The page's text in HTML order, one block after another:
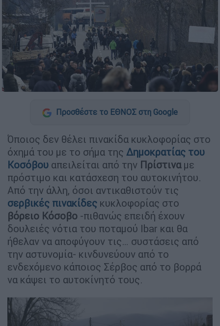
Προσθέστε το ΕΘΝΟΣ στη Google
Όποιος δεν θέλει πινακίδα κυκλοφορίας στο
όχημά του με το σήμα της Δημοκρατίας του
Κοσόβου απειλείται από την Πρίστιναμε
πρόστιμο και κατάσχεση του αυτοκινήτου.
Από την άλλη, όσοι αντικαθιστούν τις
σερβικές πινακίδες κυκλοφορίας στο
βόρειο Κόσοβο -πιθανώς επειδή έχουν
δουλειές νότια του ποταμού Ibar και θα
ήθελαν να αποφύγουν τις… συστάσεις από
την αστυνομία- κινδυνεύουν από το
ενδεχόμενο κάποιος Σέρβος από το βορρά
να κάψει το αυτοκίνητό τους.